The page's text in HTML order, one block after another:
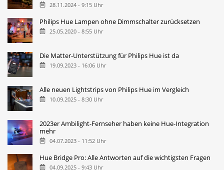
28.11.2024 - 9:15 Uhr
Philips Hue Lampen ohne Dimmschalter zurücksetzen
25.05.2020 - 8:55 Uhr
Die Matter-Unterstützung für Philips Hue ist da
19.09.2023 - 16:06 Uhr
Alle neuen Lightstrips von Philips Hue im Vergleich
10.09.2025 - 8:30 Uhr
2023er Ambilight-Fernseher haben keine Hue-Integration
mehr
04.07.2023 - 11:52 Uhr
Hue Bridge Pro: Alle Antworten auf die wichtigsten Fragen
04.09.2025 - 9:43 Uhr